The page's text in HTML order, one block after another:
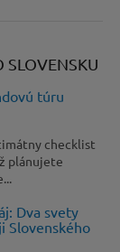
túru
checklist
plánujete
Dva svety
Slovenského